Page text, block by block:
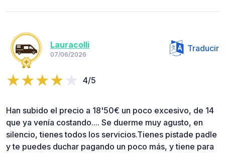
Lauracolli
07/06/2026
Traducir
4/5
Han subido el precio a 18'50€ un poco excesivo, de 14
que ya venía costando.... Se duerme muy agusto, en
silencio, tienes todos los servicios.Tienes pistade padle
y te puedes duchar pagando un poco más, y tiene para